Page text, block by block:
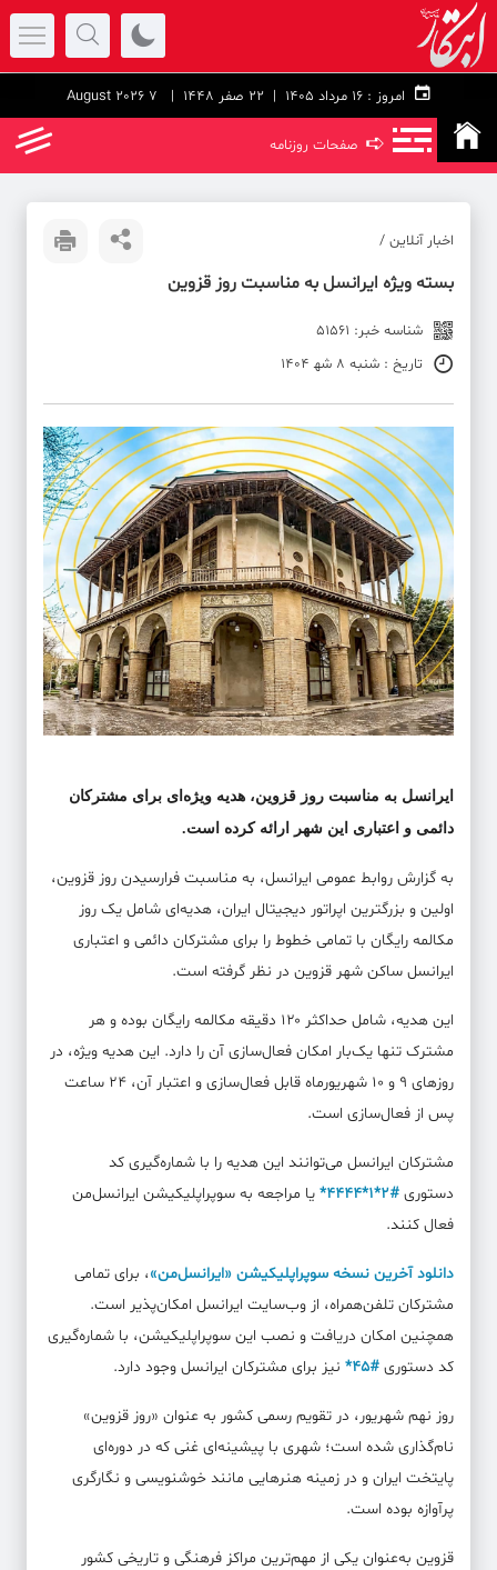
امروز : 22 صفر 1448 | 7 August 2026
➪ صفحات روزنامه
اخبار آنلاین /
بسته ویژه ایرانسل به مناسبت روز قزوین
شناسه خبر: 51561
تاریخ : شنبه 8 شه‍ 1404
ایرانسل به مناسبت روز قزوین، هدیه ویژه‌ای برای مشترکان
دائمی و اعتباری این شهر ارائه کرده است.
به گزارش روابط عمومی ایرانسل، به مناسبت فرارسیدن روز قزوین،
اولین و بزرگترین اپراتور دیجیتال ایران، هدیه‌ای شامل یک روز
مکالمه رایگان با تمامی خطوط را برای مشترکان دائمی و اعتباری
ایرانسل ساکن شهر قزوین در نظر گرفته است.
این هدیه، شامل حداکثر ۱۲۰ دقیقه مکالمه رایگان بوده و هر
مشترک تنها یک‌بار امکان فعال‌سازی آن را دارد. این هدیه ویژه، در
روزهای ۹ و ۱۰ شهریورماه قابل فعال‌سازی و اعتبار آن، ۲۴ ساعت
پس از فعال‌سازی است.
مشترکان ایرانسل می‌توانند این هدیه را با شماره‌گیری کد
دستوری #۲*۱*۴۴۴۴*
یا مراجعه به سوپراپلیکیشن ایرانسل‌من
فعال کنند.
دانلود آخرین نسخه سوپراپلیکیشن «ایرانسل‌من»، برای تمامی
مشترکان تلفن‌همراه، از وب‌سایت ایرانسل امکان‌پذیر است.
همچنین امکان دریافت و نصب این سوپراپلیکیشن، با شماره‌گیری
کد دستوری #۴۵* نیز برای مشترکان ایرانسل وجود دارد.
روز نهم شهریور، در تقویم رسمی کشور به عنوان «روز قزوین»
نام‌گذاری شده است؛ شهری با پیشینه‌ای غنی که در دوره‌ای
پایتخت ایران و در زمینه هنرهایی مانند خوشنویسی و نگارگری
پرآوازه بوده است.
قزوین به‌عنوان یکی از مهم‌ترین مراکز فرهنگی و تاریخی کشور